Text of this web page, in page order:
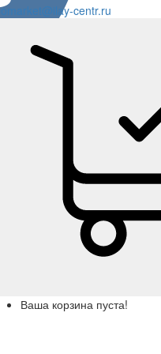
centr.ru
Ваша корзина пуста!